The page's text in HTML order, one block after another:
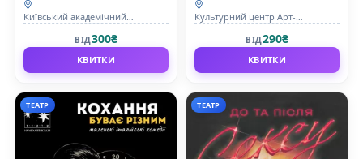
Київський академічний
ВІД300₴
КВИТКИ
Культурний центр Арт-
ВІД290₴
КВИТКИ
ТЕАТР ТЕАТР